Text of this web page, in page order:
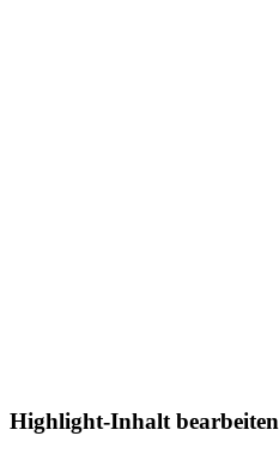
Highlight-Inhalt bearbeiten